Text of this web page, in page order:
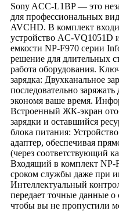
Sony ACC-L1BP — это
для профессиональных
AVCHD. В комплект
устройство AC-VQ1051D
емкости NP-F970 серии
решение для длительных
работа оборудования.
зарядка: Двухканальное
последовательно
экономя ваше время.
Встроенный ЖК-экран
зарядки и оставшийся
блока питания:
адаптер, обеспечивая
(через соответствующий
Входящий в комплект NP-
сроком службы даже при
Интеллектуальный
передает точные данные о
чтобы вы не пропустили